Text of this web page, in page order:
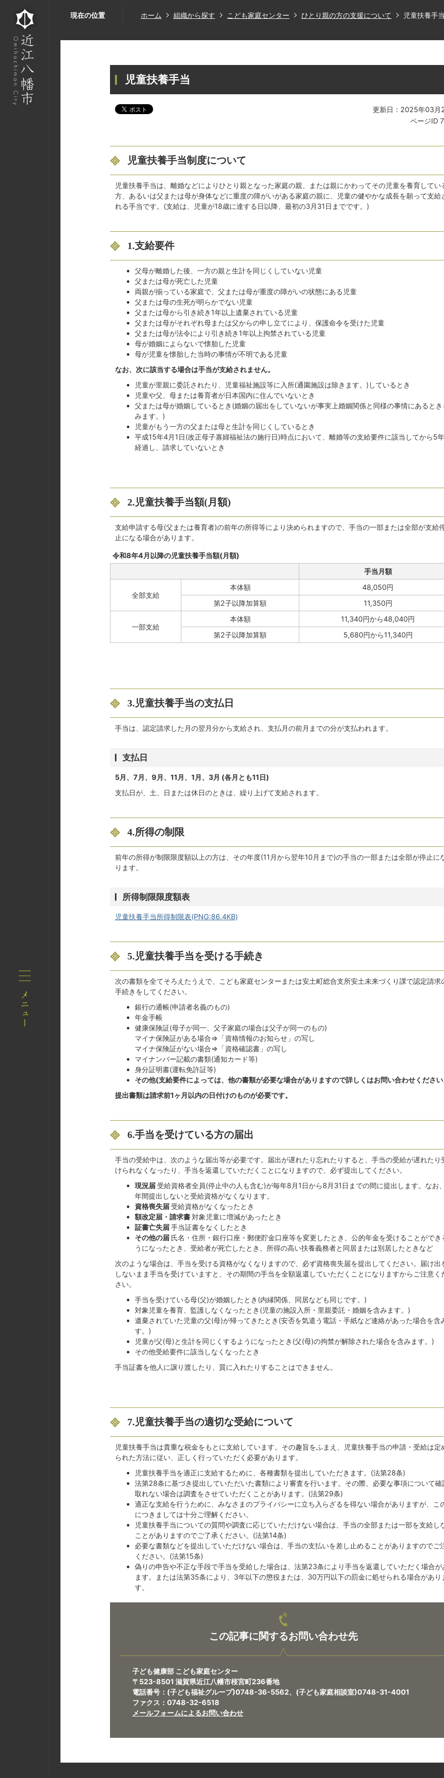
現在の位置 ホーム 組織から探す こども家庭センター ひとり親の方の支援について 児童扶養手
児童扶養手当
更新日：2025年03月
ページID
児童扶養手当制度について
児童扶養手当は、離婚などによりひとり親となった家庭の親、または親にかわってその児童を養育してい
方、あるいは父または母が身体などに重度の障がいがある家庭の親に、児童の健やかな成長を願って支給
れる手当です。(支給は、児童が18歳に達する日以降、最初の3月31日までです。)
1.支給要件
父母が離婚した後、一方の親と生計を同じくしていない児童
父または母が死亡した児童
両親が揃っている家庭で、父または母が重度の障がいの状態にある児童
父または母の生死が明らかでない児童
父または母から引き続き1年以上遺棄されている児童
父または母がそれぞれ母または父からの申し立てにより、保護命令を受けた児童
父または母が法令により引き続き1年以上拘禁されている児童
母が婚姻によらないで懐胎した児童
母が児童を懐胎した当時の事情が不明である児童
なお、次に該当する場合は手当が支給されません。
児童が里親に委託されたり、児童福祉施設等に入所(通園施設は除きます。)しているとき
児童や父、母または養育者が日本国内に住んでいないとき
父または母が婚姻しているとき(婚姻の届出をしていないが事実上婚姻関係と同様の事情にあると
みます。)
児童がもう一方の父または母と生計を同じくしているとき
平成15年4月1日(改正母子寡婦福祉法の施行日)時点において、離婚等の支給要件に該当してから5
経過し、請求していないとき
2.児童扶養手当額(月額)
支給申請する母(父または養育者)の前年の所得等により決められますので、手当の一部または全部が支給
止になる場合があります。
令和8年4月以降の児童扶養手当額(月額)
手当月額
全部支給
本体額
48,050円
第2子以降加算額
11,350円
一部支給
本体額
11,340円から48,040円
第2子以降加算額
5,680円から11,340円
3.児童扶養手当の支払日
手当は、認定請求した月の翌月分から支給され、支払月の前月までの分が支払われます。
支払日
5月、7月、9月、11月、1月、3月 (各月とも11日)
支払日が、土、日または休日のときは、繰り上げて支給されます。
4.所得の制限
前年の所得が制限限度額以上の方は、その年度(11月から翌年10月まで)の手当の一部または全部が停止に
ります。
所得制限限度額表
児童扶養手当所得制限表(PNG:86.4KB)
5.児童扶養手当を受ける手続き
次の書類を全てそろえたうえで、こども家庭センターまたは安土町総合支所安土未来づくり課で認定請求
手続きをしてください。
銀行の通帳(申請者名義のもの)
年金手帳
健康保険証(母子が同一、父子家庭の場合は父子が同一のもの)
マイナ保険証がある場合⇒「資格情報のお知らせ」の写し
マイナ保険証がない場合⇒「資格確認書」の写し
マイナンバー記載の書類(通知カード等)
身分証明書(運転免許証等)
その他(支給要件によっては、他の書類が必要な場合がありますので詳しくはお問い合わせくださ
提出書類は請求前1ヶ月以内の日付けのものが必要です。
6.手当を受けている方の届出
手当の受給中は、次のような届出等が必要です。届出が遅れたり忘れたりすると、手当の受給が遅れたり
けられなくなったり、手当を返還していただくことになりますので、必ず提出してください。
現況届受給資格者全員(停止中の人も含む)が毎年8月1日から8月31日までの間に提出します。なお
年間提出しないと受給資格がなくなります。
資格喪失届受給資格がなくなったとき
額改定届・請求書対象児童に増減があったとき
証書亡失届手当証書をなくしたとき
その他の届 氏名・住所・銀行口座・郵便貯金口座等を変更したとき、公的年金を受けることができ
うになったとき、受給者が死亡したとき、所得の高い扶養義務者と同居または別居したときなど
次のような場合は、手当を受ける資格がなくなりますので、必ず資格喪失届を提出してください。届け出
しないまま手当を受けていますと、その期間の手当を全額返還していただくことになりますからご注意く
さい。
手当を受けている母(父)が婚姻したとき(内縁関係、同居なども同じです。)
対象児童を養育、監護しなくなったとき(児童の施設入所・里親委託・婚姻を含みます。)
遺棄されていた児童の父(母)が帰ってきたとき(安否を気遣う電話・手紙など連絡があった場合を含
す。)
児童が父(母)と生計を同じくするようになったとき(父(母)の拘禁が解除された場合を含みます。)
その他受給要件に該当しなくなったとき
手当証書を他人に譲り渡したり、質に入れたりすることはできません。
7.児童扶養手当の適切な受給について
児童扶養手当は貴重な税金をもとに支給しています。その趣旨をふまえ、児童扶養手当の申請・受給は定
られた方法に従い、正しく行っていただく必要があります。
児童扶養手当を適正に支給するために、各種書類を提出していただきます。(法第28条)
法第28条に基づき提出していただいた書類により審査を行います。その際、必要な事項について確
取れない場合は調査をさせていただくことがあります。(法第29条)
適正な支給を行うために、みなさまのプライバシーに立ち入らざるを得ない場合がありますが、こ
につきましては十分ご理解ください。
児童扶養手当についての質問や調査に応じていただけない場合は、手当の全部または一部を支給し
ことがありますのでご了承ください。(法第14条)
必要な書類などを提出していただけない場合は、手当の支払いを差し止めることがありますのでご
ください。(法第15条)
偽りの申告や不正な手段で手当を受給した場合は、法第23条により手当を返還していただく場合が
ます。または法第35条により、3年以下の懲役または、30万円以下の罰金に処せられる場合があり
す。
この記事に関するお問い合わせ先
子ども健康部 こども家庭センター
〒523-8501 滋賀県近江八幡市桜宮町236番地
電話番号：(子ども福祉グループ)0748-36-5562、(子ども家庭相談室)0748-31-4001
ファクス：0748-32-6518​​​​​​​
メールフォームによるお問い合わせ